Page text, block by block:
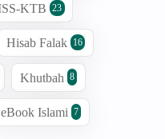
KTB 23
Hisab Falak 16
Khutbah 8
eBook Islami 7